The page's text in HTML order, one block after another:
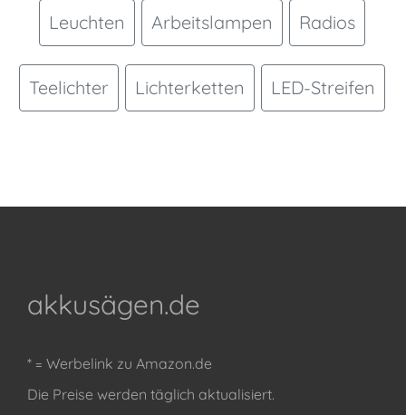
Leuchten Arbeitslampen Radios
Teelichter Lichterketten LED-Streifen
akkusägen.de
* = Werbelink zu Amazon.de
Die Preise werden täglich aktualisiert.